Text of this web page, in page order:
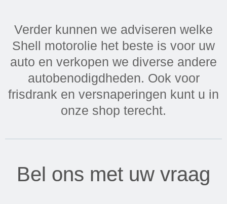
Verder kunnen we adviseren welke
Shell motorolie het beste is voor uw
auto en verkopen we diverse andere
autobenodigdheden. Ook voor
frisdrank en versnaperingen kunt u in
onze shop terecht.
Bel ons met uw vraag